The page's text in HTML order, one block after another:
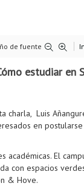
de fuente
estudiar en
charla, Luis
en
académicas. El
con espacios
& Hove.